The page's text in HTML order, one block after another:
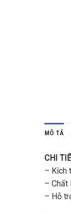
MÔ TẢ
CHI
– Kích
– Chất
– Hỗ